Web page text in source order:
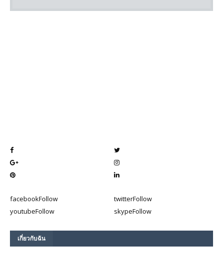
facebookFollow twitterFollow
youtubeFollow skypeFollow
เกี่ยวกับฉัน